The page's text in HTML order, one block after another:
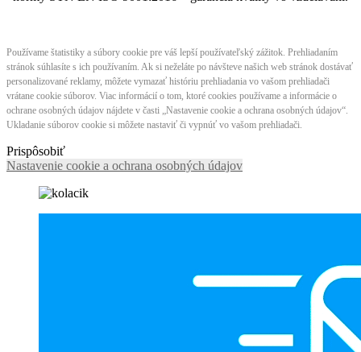
Používame štatistiky a súbory cookie pre váš lepší používateľský zážitok. Prehliadaním
stránok súhlasíte s ich používaním. Ak si neželáte po návšteve našich web stránok dostávať
personalizované reklamy, môžete vymazať históriu prehliadania vo vašom prehliadači
vrátane cookie súborov. Viac informácií o tom, ktoré cookies používame a informácie o
ochrane osobných údajov nájdete v časti „Nastavenie cookie a ochrana osobných údajov“.
Ukladanie súborov cookie si môžete nastaviť či vypnúť vo vašom prehliadači.
Prispôsobiť
Nastavenie cookie a ochrana osobných údajov